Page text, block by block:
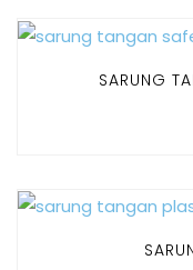
SARUNG